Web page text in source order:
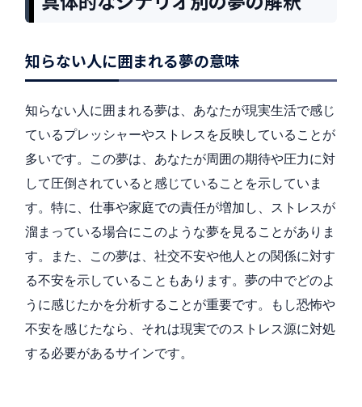
知らない人に囲まれる夢の意味
知らない人に囲まれる夢は、あなたが現実生活で感じ
ているプレッシャーやストレスを反映していることが
多いです。この夢は、あなたが周囲の期待や圧力に対
して圧倒されていると感じていることを示していま
す。特に、仕事や家庭での責任が増加し、ストレスが
溜まっている場合にこのような夢を見ることがありま
す。また、この夢は、社交不安や他人との関係に対す
る不安を示していることもあります。夢の中でどのよ
うに感じたかを分析することが重要です。もし恐怖や
不安を感じたなら、それは現実でのストレス源に対処
する必要があるサインです。